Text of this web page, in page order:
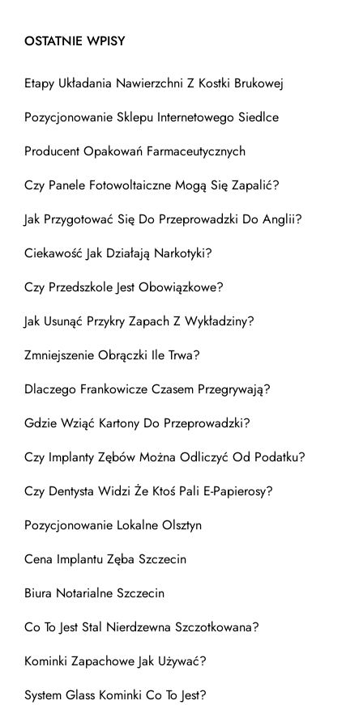
OSTATNIE WPISY
Etapy Układania Nawierzchni Z Kostki Brukowej
Pozycjonowanie Sklepu Internetowego Siedlce
Producent Opakowań Farmaceutycznych
Czy Panele Fotowoltaiczne Mogą Się Zapalić?
Jak Przygotować Się Do Przeprowadzki Do Anglii?
Ciekawość Jak Działają Narkotyki?
Czy Przedszkole Jest Obowiązkowe?
Jak Usunąć Przykry Zapach Z Wykładziny?
Zmniejszenie Obrączki Ile Trwa?
Dlaczego Frankowicze Czasem Przegrywają?
Gdzie Wziąć Kartony Do Przeprowadzki?
Czy Implanty Zębów Można Odliczyć Od Podatku?
Czy Dentysta Widzi Że Ktoś Pali E-Papierosy?
Pozycjonowanie Lokalne Olsztyn
Cena Implantu Zęba Szczecin
Biura Notarialne Szczecin
Co To Jest Stal Nierdzewna Szczotkowana?
Kominki Zapachowe Jak Używać?
System Glass Kominki Co To Jest?